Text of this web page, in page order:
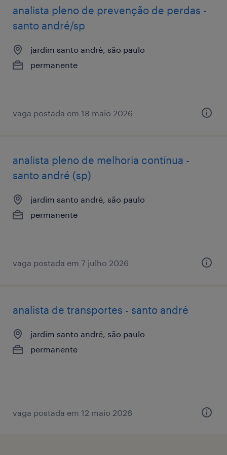
analista pleno de prevenção de perdas -
santo andré/sp
jardim santo andré, são paulo
permanente
vaga postada em 18 maio 2026
analista pleno de melhoria contínua -
santo andré (sp)
jardim santo andré, são paulo
permanente
vaga postada em 7 julho 2026
analista de transportes - santo andré
jardim santo andré, são paulo
permanente
vaga postada em 12 maio 2026